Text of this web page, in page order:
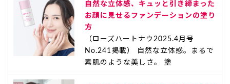
自然な立体感、キュッと引き締まった
お顔に見せるファンデーションの塗り
方
（ローズハートナウ2025.4月号
No.241掲載） 自然な立体感。まるで
素肌のような美しさ。 塗